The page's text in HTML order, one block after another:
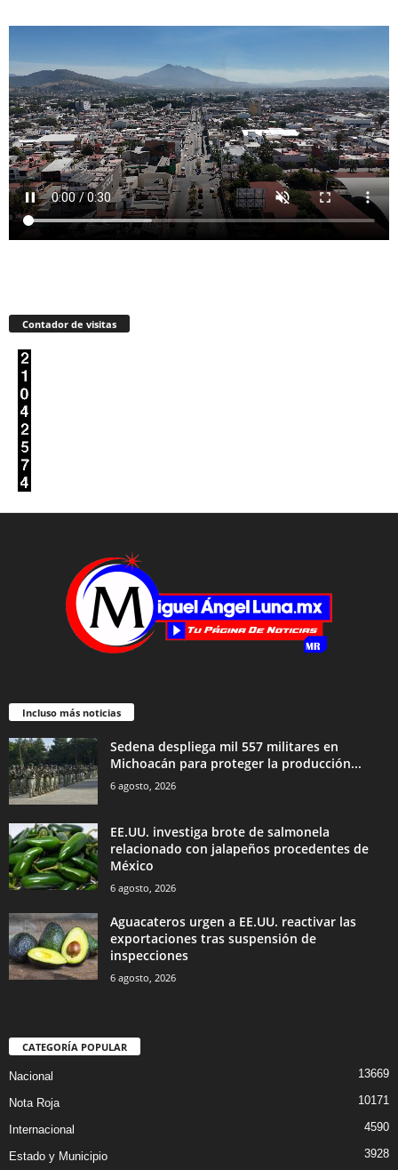
Contador de visitas
Incluso más noticias
Sedena despliega mil 557 militares en
Michoacán para proteger la producción...
6 agosto, 2026
EE.UU. investiga brote de salmonela
relacionado con jalapeños procedentes de
México
6 agosto, 2026
Aguacateros urgen a EE.UU. reactivar las
exportaciones tras suspensión de
inspecciones
6 agosto, 2026
CATEGORÍA POPULAR
Nacional 13669
Nota Roja 10171
Internacional 4590
Estado y Municipio 3928